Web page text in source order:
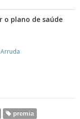
o plano de saúde
premia